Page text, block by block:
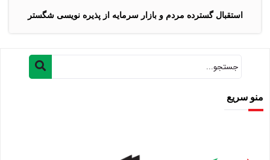
استقبال گسترده مردم و بازار سرمایه از پذیره نویسی شگستر
منو سریع